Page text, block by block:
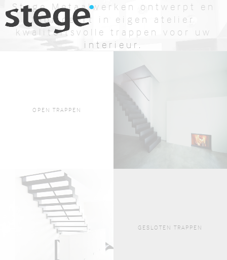
Stege Metaalwerken ontwerpt en
fabriceert in eigen atelier
kwaliteitsvolle trappen voor uw
interieur.
BEKIJK AANBOD
OFFERTE AANVRAGEN
OPEN TRAPPEN
GESLOTEN TRAPPEN